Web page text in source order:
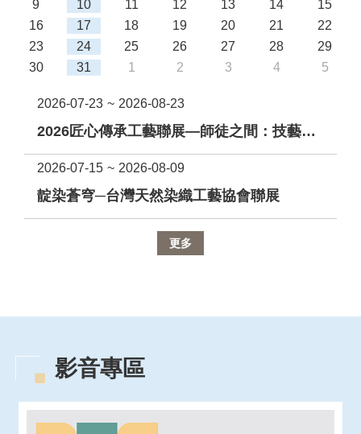
9 10 11 12 13 14
15
16
17 18 19 20 21
22
23
24 25 26 27 28
29
30
31 1 2 3 4 5
2026-07-23 ~ 2026-08-23
2026匠心傳承工藝聯展—師徒之間：技藝流轉與新生
2026-07-15 ~ 2026-08-09
靛染蒼穹─台灣天然染織工藝協會聯展
更多
影音專區